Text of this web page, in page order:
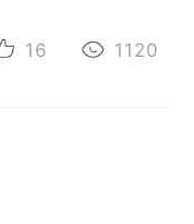
1120
16